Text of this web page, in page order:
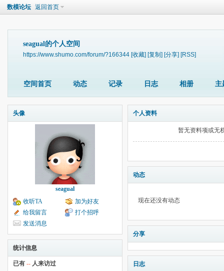
数模论坛 返回首页
seagual的个人空间
https://www.shumo.com/forum/?166344 [收藏] [复制] [分享] [RSS]
空间首页 动态 记录 日志 相册 主
头像
seagual
收听TA
加为好友
给我留言
打个招呼
发送消息
统计信息
已有 -- 人来访过
个人资料
暂无资料项或无
动态
现在还没有动态
分享
日志